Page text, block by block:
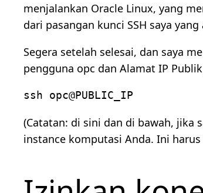
menjalankan Oracle Linux, yang
dari pasangan kunci SSH saya
Segera setelah selesai, dan saya
pengguna opc dan Alamat IP
ssh opc@PUBLIC_IP
(Catatan: di sini dan di bawah, jika
instance komputasi Anda. Ini